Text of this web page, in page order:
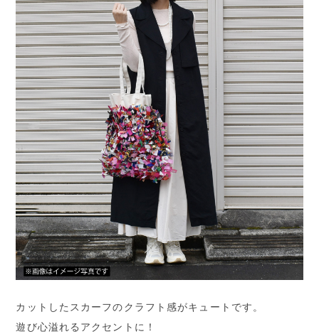
カットしたスカーフのクラフト感がキュートです。
遊び心溢れるアクセントに！